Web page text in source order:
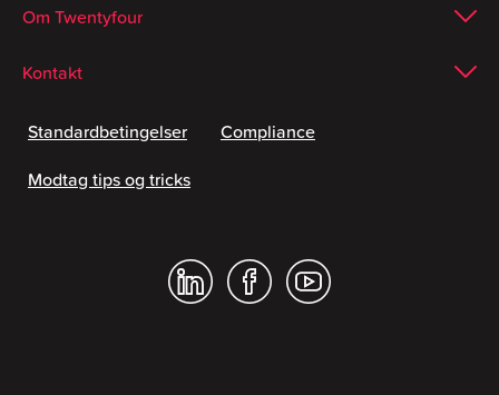
Om Twentyfour
Kontakt
Standardbetingelser
Compliance
Modtag tips og tricks